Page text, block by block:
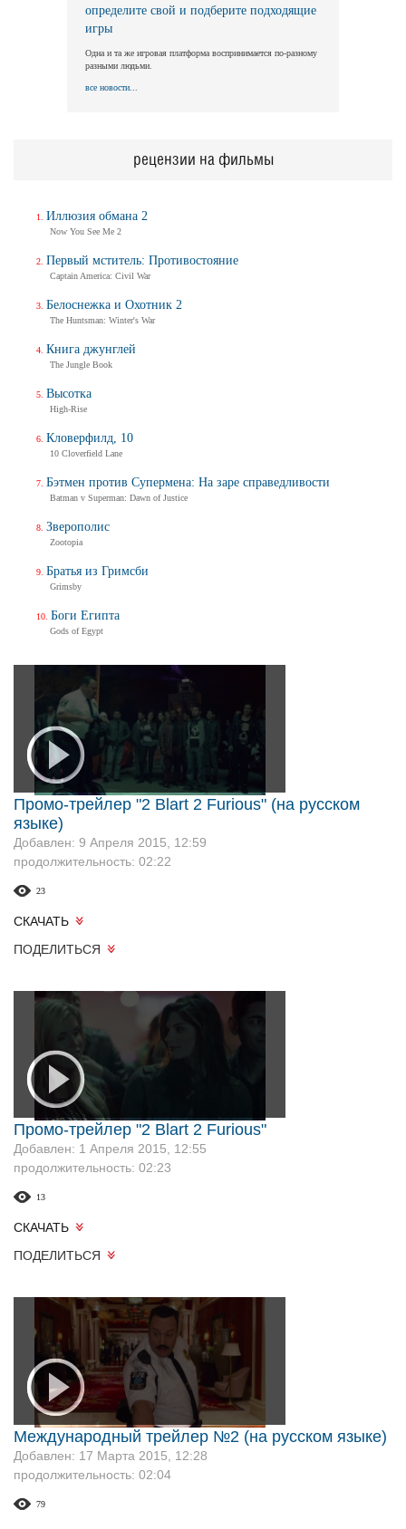
Промо-трейлер "2 Blart 2 Furious" (на русском
языке)
Добавлен: 9 Апреля 2015, 12:59
продолжительность: 02:22
23
СКАЧАТЬ
ПОДЕЛИТЬСЯ
Промо-трейлер "2 Blart 2 Furious"
Добавлен: 1 Апреля 2015, 12:55
продолжительность: 02:23
13
СКАЧАТЬ
ПОДЕЛИТЬСЯ
Международный трейлер №2 (на русском языке)
Добавлен: 17 Марта 2015, 12:28
продолжительность: 02:04
79
определите свой и подберите подходящие
игры
Одна и та же игровая платформа воспринимается по-разному
разными людьми.
все новости...
рецензии на фильмы
Иллюзия обмана 2
Now You See Me 2
Первый мститель: Противостояние
Captain America: Civil War
Белоснежка и Охотник 2
The Huntsman: Winter's War
Книга джунглей
The Jungle Book
Высотка
High-Rise
Кловерфилд, 10
10 Cloverfield Lane
Бэтмен против Супермена: На заре справедливости
Batman v Superman: Dawn of Justice
Зверополис
Zootopia
Братья из Гримсби
Grimsby
Боги Египта
Gods of Egypt